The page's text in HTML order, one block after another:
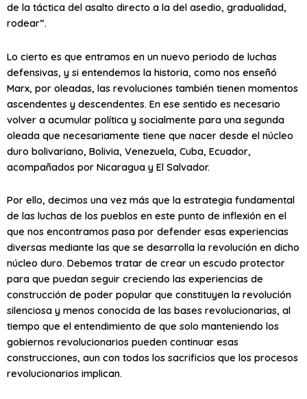
de la táctica del asalto directo a la del asedio, gradualidad,
rodear”.
Lo cierto es que entramos en un nuevo periodo de luchas
defensivas, y si entendemos la historia, como nos enseñó
Marx, por oleadas, las revoluciones también tienen momentos
ascendentes y descendentes. En ese sentido es necesario
volver a acumular política y socialmente para una segunda
oleada que necesariamente tiene que nacer desde el núcleo
duro bolivariano, Bolivia, Venezuela, Cuba, Ecuador,
acompañados por Nicaragua y El Salvador.
Por ello, decimos una vez más que la estrategia fundamental
de las luchas de los pueblos en este punto de inflexión en el
que nos encontramos pasa por defender esas experiencias
diversas mediante las que se desarrolla la revolución en dicho
núcleo duro. Debemos tratar de crear un escudo protector
para que puedan seguir creciendo las experiencias de
construcción de poder popular que constituyen la revolución
silenciosa y menos conocida de las bases revolucionarias, al
tiempo que el entendimiento de que solo manteniendo los
gobiernos revolucionarios pueden continuar esas
construcciones, aun con todos los sacrificios que los procesos
revolucionarios implican.